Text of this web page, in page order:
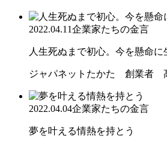
2022.04.11企業家たちの金言
人生死ぬまで初心。今を懸命
ジャパネットたかた 創業者
2022.04.04企業家たちの金言
夢を叶える情熱を持とう